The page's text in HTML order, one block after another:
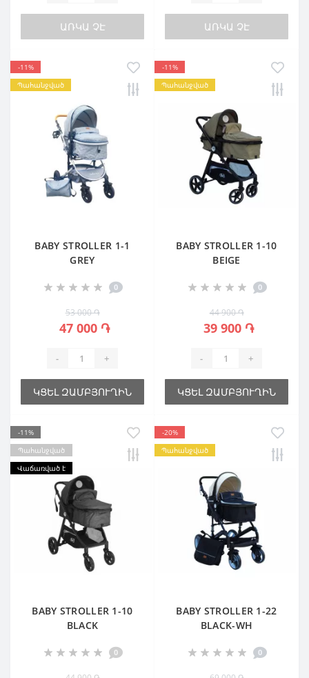
ԱՌԿԱ ՉԷ ԱՌԿԱ ՉԷ
-11%
Պահանջված
BABY STROLLER 1-1
GREY
0
53 000 ֏
47 000 ֏
- +
ԿՑԵԼ ԶԱՄԲՅՈՒՂԻՆ
-11%
Պահանջված
BABY STROLLER 1-10
BEIGE
0
44 900 ֏
39 900 ֏
- +
ԿՑԵԼ ԶԱՄԲՅՈՒՂԻՆ
-11%
Պահանջված
Վաճառված է
BABY STROLLER 1-10
BLACK
0
-20%
Պահանջված
BABY STROLLER 1-22
BLACK-WH
0